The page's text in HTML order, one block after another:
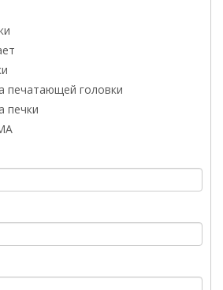
печатающей головки
печки